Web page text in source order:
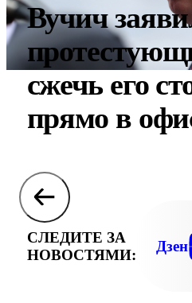
Вучич
сжечь его
прямо в
СЛЕДИТЕ ЗА
НОВОСТЯМИ:
Дзен